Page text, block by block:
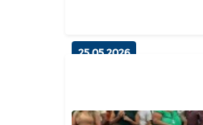
25.05.2026
Reta Final: Casais do